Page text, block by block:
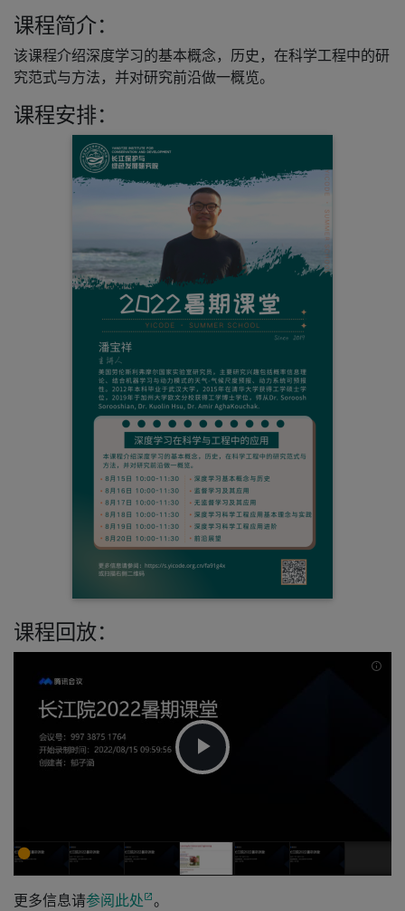
课程简介：
该课程介绍深度学习的基本概念，历史，在科学工程中的研
究范式与方法，并对研究前沿做一概览。
课程安排：
课程回放：
播
更多信息请参阅此处 。